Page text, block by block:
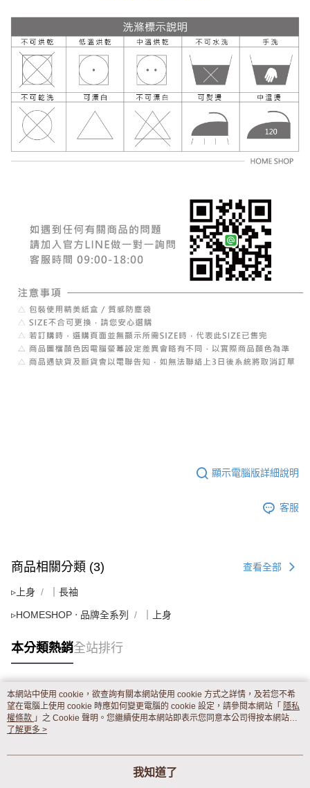
顯示電腦版詳細說明
客服
商品相關分類 (3) 查看全部
▹上身 ｜長袖
▹HOMESHOP ‧ 品牌全系列 ｜上身
本分類熱銷全站排行
熱門標籤
本網站中使用 cookie，欲查詢有關本網站使用 cookie 方式之詳情，及若您不希
望在電腦上使用 cookie 時應如何變更電腦的 cookie 設定，請參閱本網站「 隱私
權條款 」之 Cookie 聲明。您繼續使用本網站即表示您同意本公司得按本網站使
用條款之 Cookie 聲明使用 cookie。
了解更多 >
我知道了